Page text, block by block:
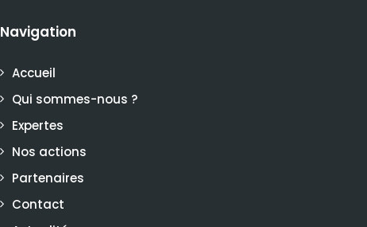
Navigation
Accueil
Qui sommes-nous ?
Expertes
Nos actions
Partenaires
Contact